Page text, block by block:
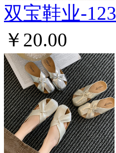
双宝鞋业-123
￥20.00